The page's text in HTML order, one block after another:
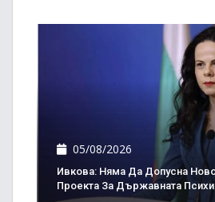
05/08/2026
Ивкова: Няма Да Допусна
Проекта За Държавната